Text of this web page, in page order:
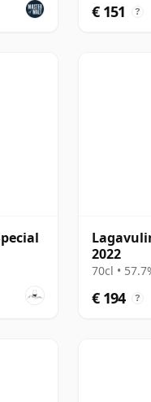
€ 151 ?
2022
70cl •
€ 194 ?